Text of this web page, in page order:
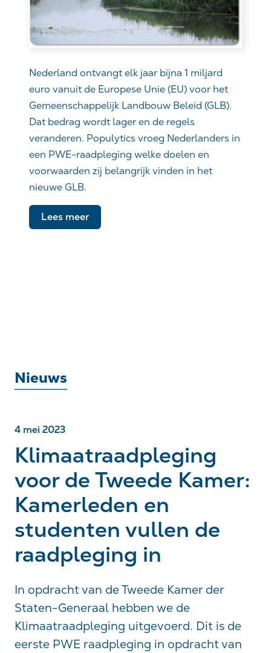
Nederland ontvangt elk jaar bijna 1 miljard
euro vanuit de Europese Unie (EU) voor het
Gemeenschappelijk Landbouw Beleid (GLB).
Dat bedrag wordt lager en de regels
veranderen. Populytics vroeg Nederlanders in
een PWE-raadpleging welke doelen en
voorwaarden zij belangrijk vinden in het
nieuwe GLB.
Lees meer
Nieuws
4 mei 2023
Klimaatraadpleging
voor de Tweede Kamer:
Kamerleden en
studenten vullen de
raadpleging in
In opdracht van de Tweede Kamer der
Staten-Generaal hebben we de
Klimaatraadpleging uitgevoerd. Dit is de
eerste PWE raadpleging in opdracht van